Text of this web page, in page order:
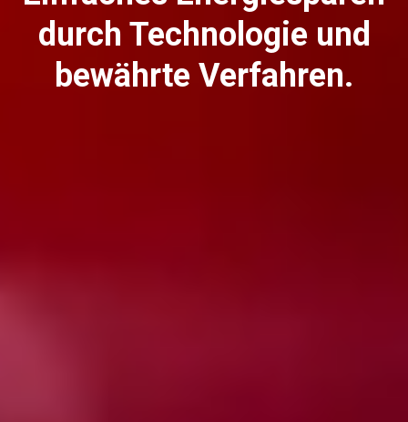
durch Technologie und
bewährte Verfahren.
Produkte
Nachrichten
Herunterladen